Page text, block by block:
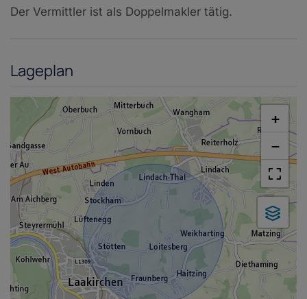
Der Vermittler ist als Doppelmakler tätig.
Lageplan
+
−